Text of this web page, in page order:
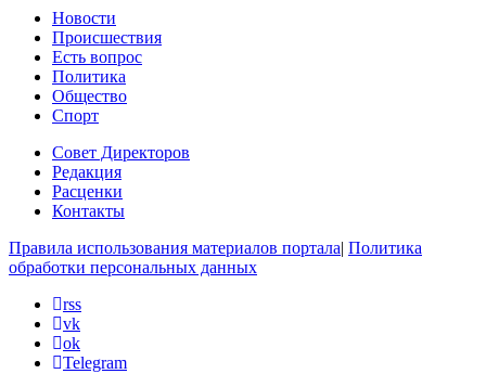
Новости
Происшествия
Есть вопрос
Политика
Общество
Спорт
Совет Директоров
Редакция
Расценки
Контакты
Правила использования материалов портала| Политика
обработки персональных данных
rss
vk
ok
Telegram